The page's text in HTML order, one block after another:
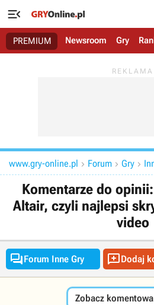

PREMIUM Newsroom Gry
www.gry-online.pl  Forum  Gry 
Komentarze do
Altair, czyli najlepsi
video
Forum Inne Gry Dodaj
Zobacz